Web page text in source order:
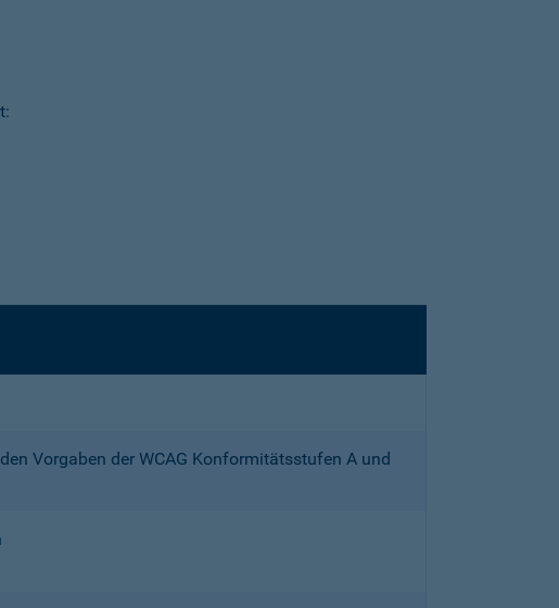
Vorgaben der WCAG Konformitätsstufen A und